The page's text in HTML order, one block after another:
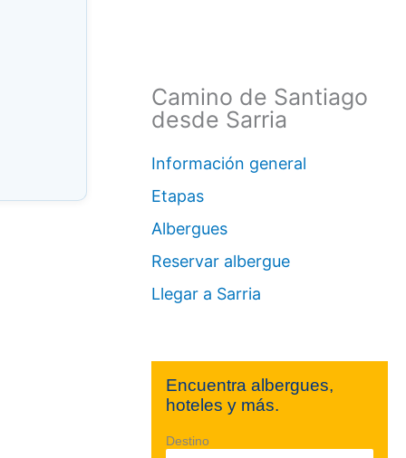
Camino de Santiago
desde Sarria
Información general
Etapas
Albergues
Reservar albergue
Llegar a Sarria
Encuentra albergues,
hoteles y más.
Destino